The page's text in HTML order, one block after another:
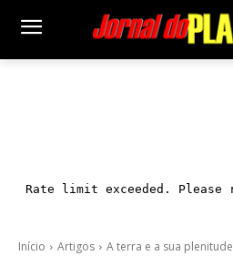
Início Artigos A terra e a sua plenitude